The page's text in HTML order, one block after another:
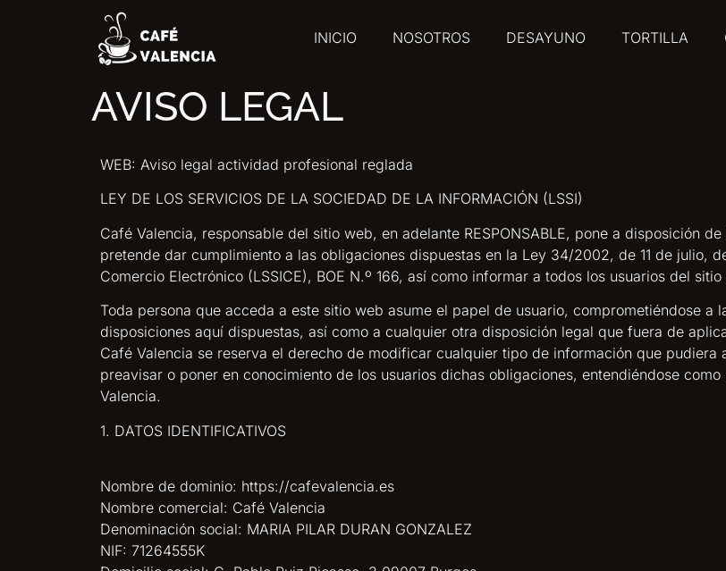
INICIO NOSOTROS DESAYUNO TORTILLA
AVISO LEGAL
WEB: Aviso legal actividad profesional reglada
LEY DE LOS SERVICIOS DE LA SOCIEDAD DE LA INFORMACIÓN (LSSI)
Café Valencia, responsable del sitio web, en adelante RESPONSABLE, pone a disposición
pretende dar cumplimiento a las obligaciones dispuestas en la Ley 34/2002, de 11 de julio,
Comercio Electrónico (LSSICE), BOE N.º 166, así como informar a todos los usuarios del
Toda persona que acceda a este sitio web asume el papel de usuario, comprometiéndose
disposiciones aquí dispuestas, así como a cualquier otra disposición legal que fuera de
Café Valencia se reserva el derecho de modificar cualquier tipo de información que
preavisar o poner en conocimiento de los usuarios dichas obligaciones, entendiéndose
Valencia.
1. DATOS IDENTIFICATIVOS
Nombre de dominio: https://cafevalencia.es
Nombre comercial: Café Valencia
Denominación social: MARIA PILAR DURAN GONZALEZ
NIF: 71264555K